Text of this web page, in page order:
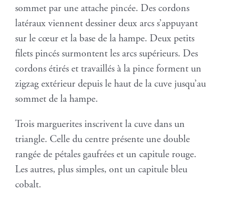
sommet par une attache pincée. Des cordons
latéraux viennent dessiner deux arcs s’appuyant
sur le cœur et la base de la hampe. Deux petits
filets pincés surmontent les arcs supérieurs. Des
cordons étirés et travaillés à la pince forment un
zigzag extérieur depuis le haut de la cuve jusqu’au
sommet de la hampe.
Trois marguerites inscrivent la cuve dans un
triangle. Celle du centre présente une double
rangée de pétales gaufrées et un capitule rouge.
Les autres, plus simples, ont un capitule bleu
cobalt.